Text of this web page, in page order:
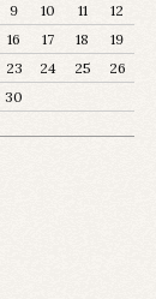
9 10 11
12
16 17 18
19
23 24 25
26
30